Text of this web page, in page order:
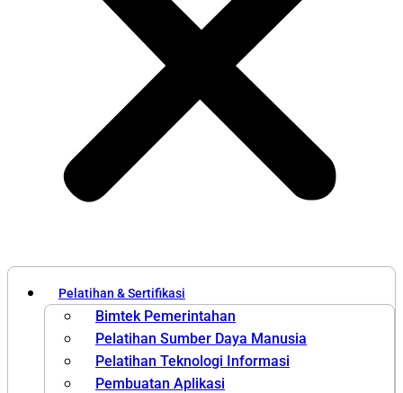
Pelatihan & Sertifikasi
Bimtek Pemerintahan
Pelatihan Sumber Daya Manusia
Pelatihan Teknologi Informasi
Pembuatan Aplikasi